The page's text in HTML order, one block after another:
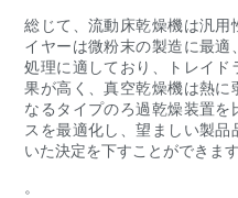
総じて、流動床乾燥機は汎用
イヤーは微粉末の製造に最
処理に適しており、トレイ
果が高く、真空乾燥機は熱
なるタイプのろ過乾燥装置
スを最適化し、望ましい製
いた決定を下すことができます
。